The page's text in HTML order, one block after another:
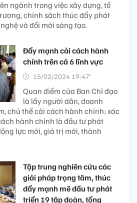
ngành trong việc xây dựng, tổ
chính sách thúc đẩy phát
và đổi mới sáng tạo.
Đẩy mạnh cải cách hành
chính trên cả 6 lĩnh vực
15/02/2024 19:47’
Quan điểm của Ban Chỉ đạo
là lấy người dân, doanh
chủ thể cải cách hành chính; xác
hành chính là đầu tư phát
lực mới, giá trị mới, thành
Tập trung nghiên cứu các
giải pháp trọng tâm, thúc
đẩy mạnh mẽ đầu tư phát
triển 19 tập đoàn, tổng